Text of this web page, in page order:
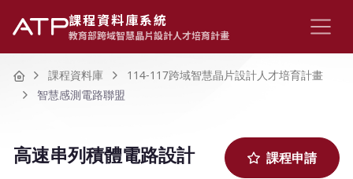
課程資料庫系統
教育部跨域智慧晶片設計人才培育計畫
Home課程資料庫
114-117跨域智慧晶片設計人才培育計畫
智慧感測電路聯盟
高速串列積體電路設計 課程申請